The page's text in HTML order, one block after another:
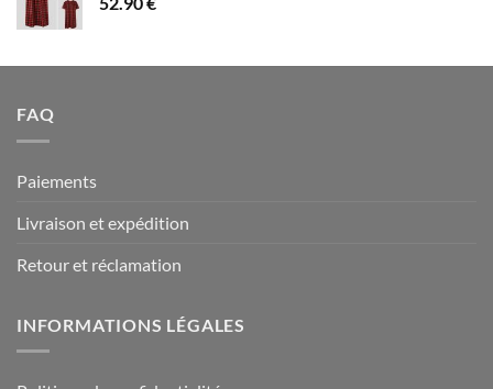
FAQ
Paiements
Livraison et expédition
Retour et réclamation
INFORMATIONS LÉGALES